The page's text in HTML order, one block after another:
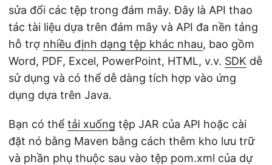
sửa đổi các tệp trong đám mây. Đây là API thao
tác tài liệu dựa trên đám mây và API đa nền tảng
hỗ trợ nhiều định dạng tệp khác nhau, bao gồm
Word, PDF, Excel, PowerPoint, HTML, v.v. SDK dễ
sử dụng và có thể dễ dàng tích hợp vào ứng
dụng dựa trên Java.
Bạn có thể tải xuống tệp JAR của API hoặc cài
đặt nó bằng Maven bằng cách thêm kho lưu trữ
và phần phụ thuộc sau vào tệp pom.xml của dự